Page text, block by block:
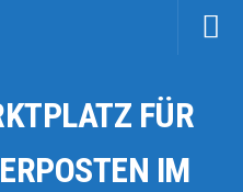
FÜR
IM